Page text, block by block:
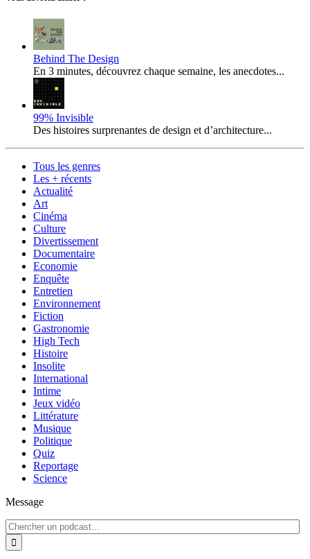
Behind The Design
En 3 minutes, découvrez chaque semaine, les anecdotes...
99% Invisible
Des histoires surprenantes de design et d’architecture...
Tous les genres
Les + récents
Actualité
Art
Cinéma
Culture
Divertissement
Documentaire
Economie
Enquête
Entretien
Environnement
Fiction
Gastronomie
High Tech
Histoire
Insolite
International
Intime
Jeux vidéo
Littérature
Musique
Politique
Quiz
Reportage
Science
Message